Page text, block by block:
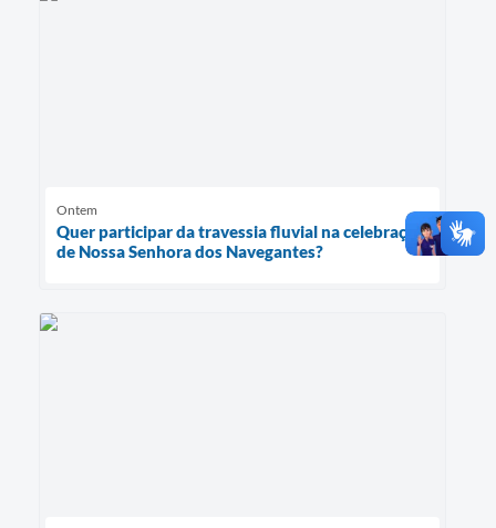
Ontem
Quer participar da travessia fluvial na celebração
de Nossa Senhora dos Navegantes?